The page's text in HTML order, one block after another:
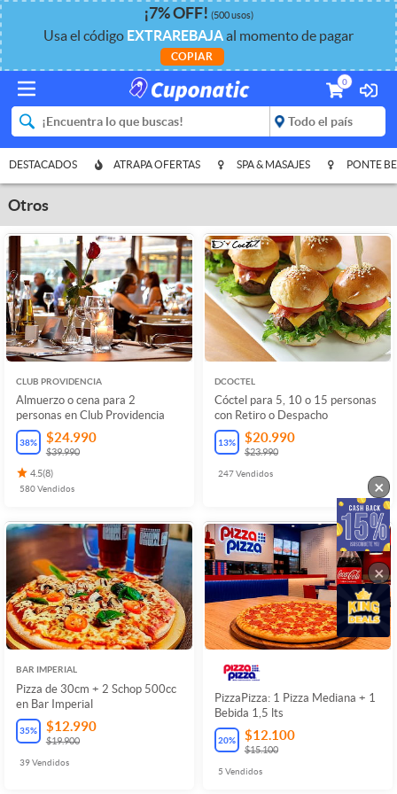
¡7%OFF! (500 usos)
Usa el código EXTRAREBAJAal momento de pagar
COPIAR
0
DESTACADOS ATRAPA OFERTAS SPA & MASAJES PONTE
Otros
CLUB PROVIDENCIA
Almuerzo o cena para 2
personas en Club Providencia
38% $24.990
$39.990
4.5(8)
580Vendidos
DCOCTEL
Cóctel para 5, 10 o 15 personas
con Retiro o Despacho
13% $20.990
$23.990
247Vendidos
BAR IMPERIAL
Pizza de 30cm + 2 Schop 500cc
en Bar Imperial
35% $12.990
$19.900
39Vendidos
PizzaPizza: 1 Pizza Mediana + 1
Bebida 1,5 lts
20% $12.100
$15.100
5 Vendidos
×
×